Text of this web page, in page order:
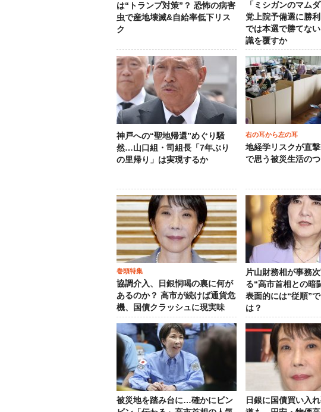
は“トランプ対策”？ 恐怖の病害
虫で産地壊滅&自給率低下リス
ク
「ミシガンのマム
党上院予備選に勝
では本選で勝てな
識を覆すか
神戸への“聖地帰還”めぐり騒
然…山口組・司組長「7年ぶり
の里帰り」は実現するか
右の耳から左の耳
地経学リスクが直
で思う被災生活の
巻頭特集
協調介入、日銀恫喝の裏に何が
あるのか？ 高市が続けば通貨危
機、国債クラッシュに現実味
片山財務相が事務
る“高市首相との暗
表面的には“従順”
は？
被災地を踏み台に…確かにビン
日銀に国債買い入